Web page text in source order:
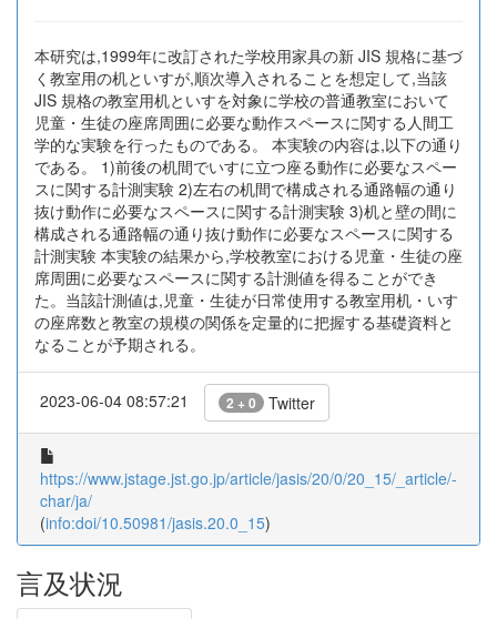
本研究は,1999年に改訂された学校用家具の新 JIS 規格に基づ
く教室用の机といすが,順次導入されることを想定して,当該
JIS 規格の教室用机といすを対象に学校の普通教室において
児童・生徒の座席周囲に必要な動作スペースに関する人間工
学的な実験を行ったものである。 本実験の内容は,以下の通り
である。 1)前後の机間でいすに立つ座る動作に必要なスペー
スに関する計測実験 2)左右の机間で構成される通路幅の通り
抜け動作に必要なスペースに関する計測実験 3)机と壁の間に
構成される通路幅の通り抜け動作に必要なスペースに関する
計測実験 本実験の結果から,学校教室における児童・生徒の座
席周囲に必要なスペースに関する計測値を得ることができ
た。当該計測値は,児童・生徒が日常使用する教室用机・いす
の座席数と教室の規模の関係を定量的に把握する基礎資料と
なることが予期される。
2023-06-04 08:57:21 2 + 0 Twitter
https://www.jstage.jst.go.jp/article/jasis/20/0/20_15/_article/-
char/ja/
(info:doi/10.50981/jasis.20.0_15)
言及状況